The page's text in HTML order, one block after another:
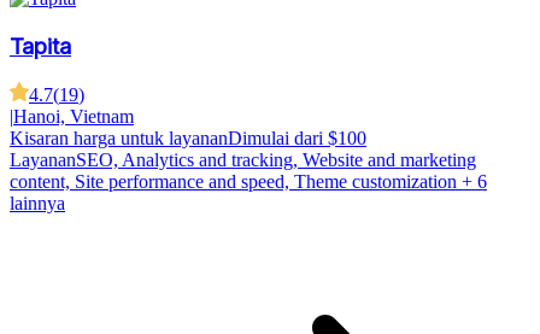
Tapita
4.7(19)
|Hanoi, Vietnam
Kisaran harga untuk layananDimulai dari $100
LayananSEO, Analytics and tracking, Website and marketing
content, Site performance and speed, Theme customization + 6
lainnya